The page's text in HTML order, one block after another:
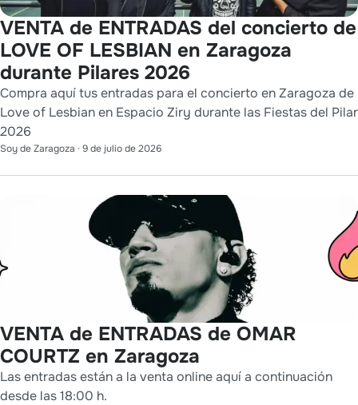
VENTA de ENTRADAS del concierto de
LOVE OF LESBIAN en Zaragoza
durante Pilares 2026
Compra aquí tus entradas para el concierto en Zaragoza de
Love of Lesbian en Espacio Ziry durante las Fiestas del Pilar
2026
Soy de Zaragoza · 9 de julio de 2026
VENTA de ENTRADAS de OMAR
COURTZ en Zaragoza
Las entradas están a la venta online aquí a continuación
desde las 18:00 h.